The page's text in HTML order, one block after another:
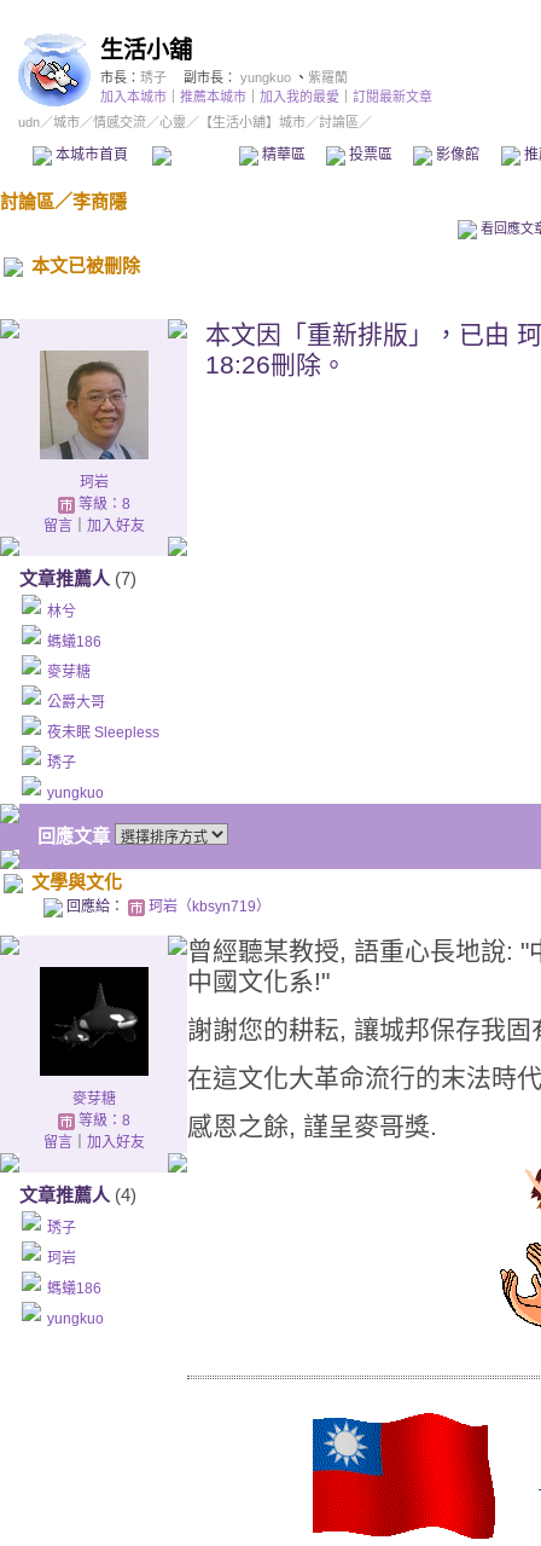
生活小舖
市長： 琇子 副市長： yungkuo 、 紫羅蘭
加入本城市
推薦本城市 加入我的最愛
訂閱最新文章
udn／城市／情感交流／心靈 ／ 【生活小舖】城市／討論區／
本城市首頁 精華區 投票區 影像館
討論區／李商隱
看回應文
本文已被刪除
珂岩
等級：8
留言｜ 加入好友
文章推薦人 (7)
林兮
螞蟻186
麥芽糖
公爵大哥
夜未眠 Sleepless
琇子
yungkuo
本文因「重新排版」，已由
18:26刪除。
回應文章
文學與文化
回應給： 珂岩（kbsyn719）
麥芽糖
等級：8
留言｜ 加入好友
文章推薦人 (4)
琇子
珂岩
螞蟻186
yungkuo
曾經聽某教授, 語重心長地說:
中國文化系!"
謝謝您的耕耘, 讓城邦保存我固
在這文化大革命流行的末法時
感恩之餘, 謹呈麥哥獎.